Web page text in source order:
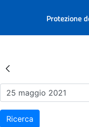
Protezione
Risultati
Ricerca